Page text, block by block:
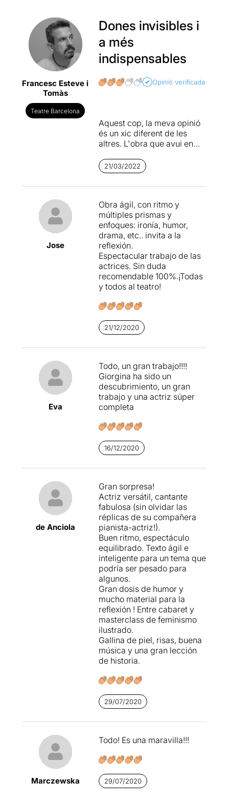
Francesc Esteve i
Tomàs
Teatre Barcelona
Dones invisibles i
a més
indispensables
Opinió verificada
Aquest cop, la meva opinió
és un xic diferent de les
altres. L'obra que avui en
Català dels Hostalets de
Pierola. Un teatre, on
actualment sóc el
que programem. O sigui que
tinc una visió totalment
diferent de la resta.
S'ha de dir que aquest
espectacle el tenía que
veure en el seu moment a la
tancament per culpa del
i al final he tingut la sort de
programar-ho i veure-ho
aquest 2022.
L'espectacle va ser
guanyador del IV premi Born
de Residència Creativa
d'arts escèniques que
otorga el Cercle Artístic de
Ciutadella (Menorca).
en un viatge a diferents
històries de les dones que
han estat invisibilitzades per
ser directament dones.
Ens proposen un viatge
teatral i musical a través de
les cançons, imatges i
moviments per descobrir al
80 dones que van ser més
important del que pensem. A
escena tenim a Georgina
Llauradó acompanyada per
Cristina Martínezen aquest
recorregut.
Tot i ser un muntatge que val
molt la pena, hi ha moments
que la part divulgadora
queda per sobre del
80 dones en tant poc temps,
Reconeix a diferents dones
Hedy Lamarr, Cindy Lauper,
,...
21/03/2022
Jose
Obra ágil, con ritmo y
múltiples prismas y
enfoques: ironía, humor,
drama, etc.. invita a la
reflexión.
Espectacular trabajo de las
actrices. Sin duda
recomendable 100%.¡Todas
y todos al teatro!
21/12/2020
Eva
Todo, un gran trabajo!!!!
Giorgina ha sido un
descubrimiento, un gran
trabajo y una actriz súper
completa
16/12/2020
de Anciola
Gran sorpresa!
Actriz versátil, cantante
fabulosa (sin olvidar las
réplicas de su compañera
pianista-actriz!).
Buen ritmo, espectáculo
equilibrado. Texto ágil e
inteligente para un tema que
podría ser pesado para
algunos.
Gran dosis de humor y
mucho material para la
reflexión ! Entre cabaret y
masterclass de feminismo
ilustrado.
Gallina de piel, risas, buena
música y una gran lección
de historia.
29/07/2020
Marczewska
Todo! Es una maravilla!!!
29/07/2020